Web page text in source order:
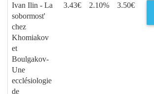
Ivan Ilin - La
sobormost'
chez
Khomiakov
et
Boulgakov-
Une
ecclésiologie
de
3.43€ 2.10% 3.50€